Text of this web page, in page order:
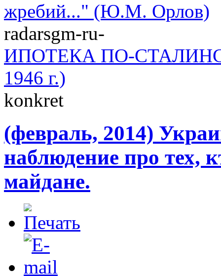
жребий..." (Ю.М. Орлов)
radarsgm-ru-
ИПОТЕКА ПО-
1946 г.)
konkret
(февраль, 2014)
наблюдение про тех,
майдане.